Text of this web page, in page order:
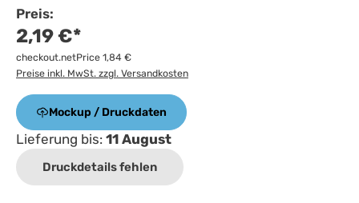
Preis:
2,19 €*
checkout.netPrice 1,84 €
Preise inkl. MwSt. zzgl. Versandkosten
Mockup / Druckdaten
Lieferung bis: 11 August
Druckdetails fehlen